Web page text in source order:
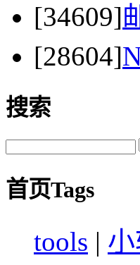
[34609]
[28604]
搜索
首页Tags
tools |